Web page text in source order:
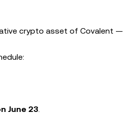
crypto asset of Covalent
June 23.